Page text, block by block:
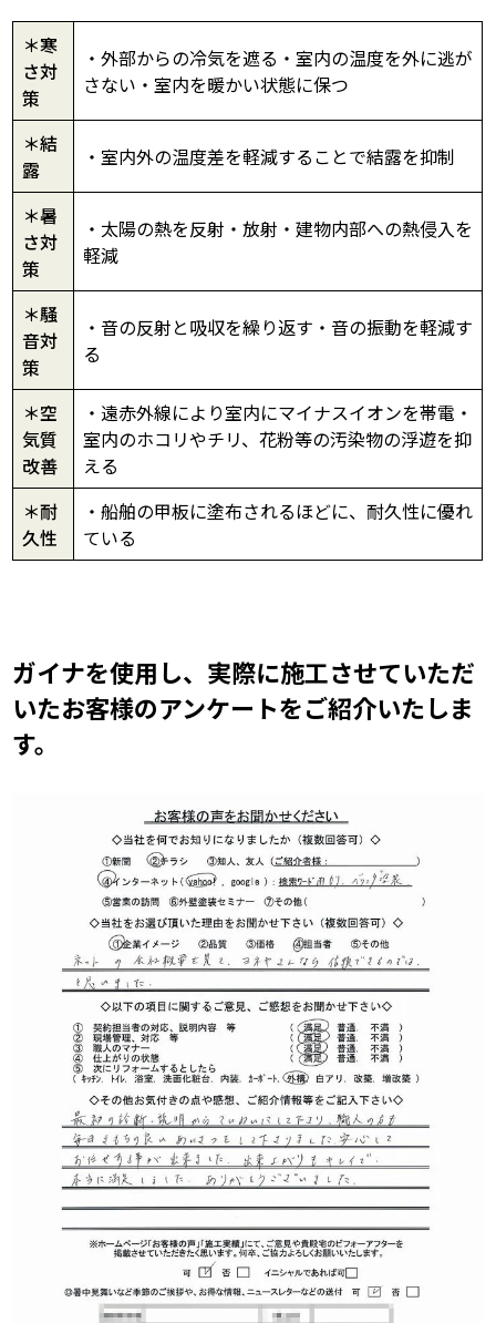
＊寒
さ対
策
・外部からの冷気を遮る・室内の温度を外に逃が
さない・室内を暖かい状態に保つ
＊結
露
・室内外の温度差を軽減することで結露を抑制
＊暑
さ対
策
・太陽の熱を反射・放射・建物内部への熱侵入を
軽減
＊騒
音対
策
・音の反射と吸収を繰り返す・音の振動を軽減す
る
＊空
気質
改善
・遠赤外線により室内にマイナスイオンを帯電・
室内のホコリやチリ、花粉等の汚染物の浮遊を抑
える
＊耐
久性
・船舶の甲板に塗布されるほどに、耐久性に優れ
ている
ガイナを使用し、実際に施工させていただ
いたお客様のアンケートをご紹介いたしま
す。